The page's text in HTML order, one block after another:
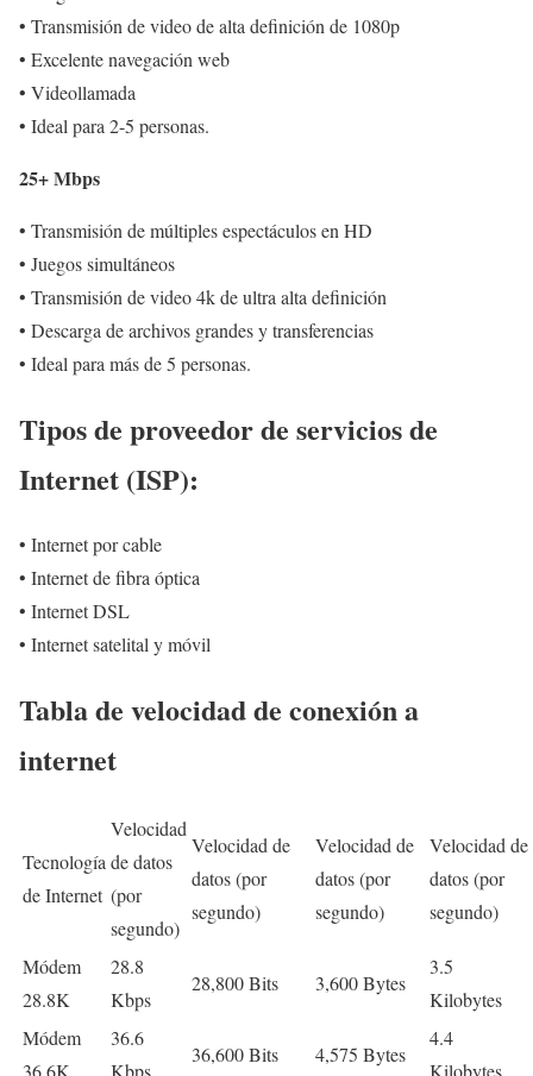
• Transmisión de video de alta definición de 1080p
• Excelente navegación web
• Videollamada
• Ideal para 2-5 personas.
25+ Mbps
• Transmisión de múltiples espectáculos en HD
• Juegos simultáneos
• Transmisión de video 4k de ultra alta definición
• Descarga de archivos grandes y transferencias
• Ideal para más de 5 personas.
Tipos de proveedor de servicios de
Internet (ISP):
• Internet por cable
• Internet de fibra óptica
• Internet DSL
• Internet satelital y móvil
Tabla de velocidad de conexión a
internet
Tecnología
de Internet
Velocidad
de datos
(por
segundo)
Velocidad de
datos (por
segundo)
Velocidad de
datos (por
segundo)
Velocidad de
datos (por
segundo)
Módem
28.8K
28.8
Kbps
28,800 Bits 3,600 Bytes
3.5
Kilobytes
Módem
36.6K
36.6
Kbps
36,600 Bits 4,575 Bytes
4.4
Kilobytes